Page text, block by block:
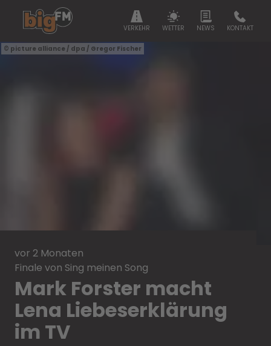
VERKEHR WETTER NEWS KONTAKT
picture alliance / dpa / Gregor Fischer
vor 2 Monaten
Finale von Sing meinen Song
Mark Forster macht
Lena Liebeserklärung
im TV